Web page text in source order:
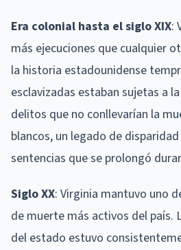
Era colonial hasta el siglo XIX:
más ejecuciones que cualquier
la historia estadounidense
esclavizadas estaban sujetas a
delitos que no conllevarían la
blancos, un legado de
sentencias que se prolongó
Siglo XX: Virginia mantuvo uno
de muerte más activos del país.
del estado estuvo